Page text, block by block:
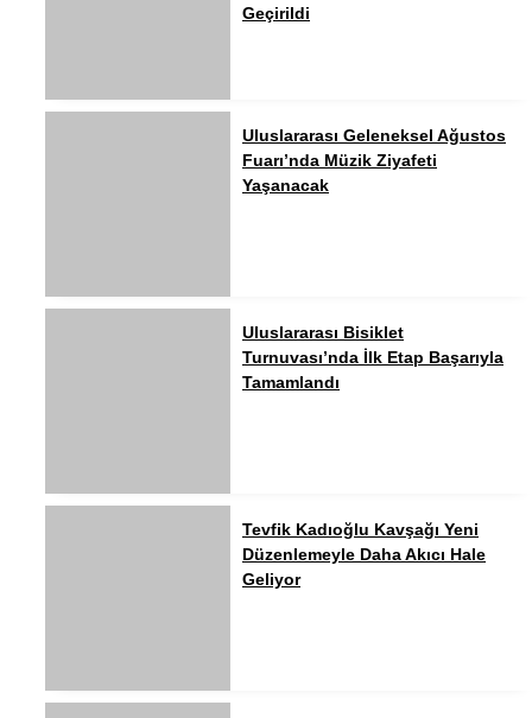
Geçirildi
Uluslararası Geleneksel Ağustos
Fuarı’nda Müzik Ziyafeti
Yaşanacak
Uluslararası Bisiklet
Turnuvası’nda İlk Etap Başarıyla
Tamamlandı
Tevfik Kadıoğlu Kavşağı Yeni
Düzenlemeyle Daha Akıcı Hale
Geliyor